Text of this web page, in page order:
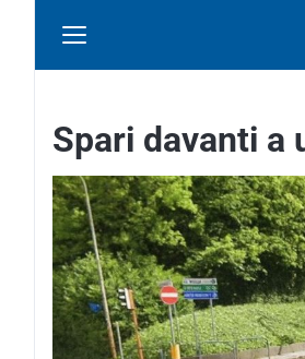
Spari davanti a